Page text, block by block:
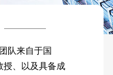
队来自于国
授、以及具备成